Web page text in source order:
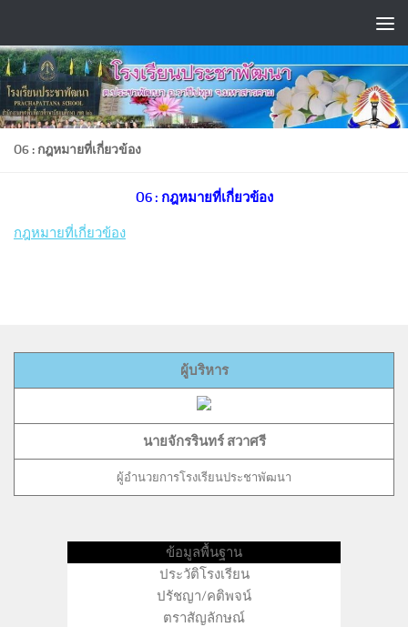
O6 : กฎหมายที่เกี่ยวข้อง
O6 : กฎหมายที่เกี่ยวข้อง
กฎหมายที่เกี่ยวข้อง
ผู้บริหาร
นายจักรรินทร์ สวาศรี
ผู้อำนวยการโรงเรียนประชาพัฒนา
ข้อมูลพื้นฐาน
ประวัติโรงเรียน
ปรัชญา/คติพจน์
ตราสัญลักษณ์